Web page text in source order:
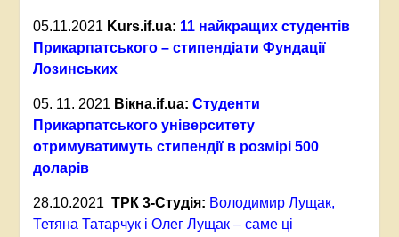
05.11.2021 Kurs.if.ua: 11 найкращих студентів
Прикарпатського – стипендіати Фундації
Лозинських
05. 11. 2021 Вікна.if.ua: Студенти
Прикарпатського університету
отримуватимуть стипендії в розмірі 500
доларів
28.10.2021 ТРК 3-Студія: Володимир Лущак,
Тетяна Татарчук і Олег Лущак – саме ці